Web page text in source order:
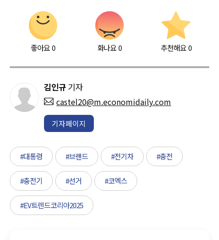
좋아요0 화나요0 추천해요 0
김인규 기자
castel20@m.economidaily.com
기자페이지
#대통령 #브랜드 #전기차 #충전
#충전기 #선거 #코엑스
#EV트렌드코리아2025